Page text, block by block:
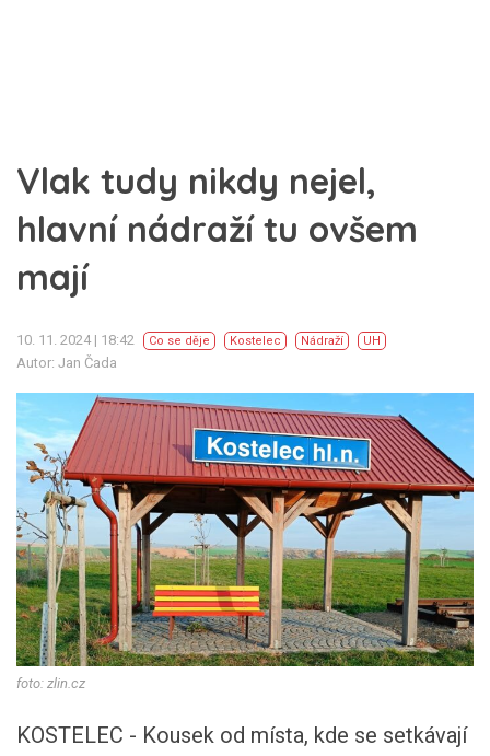
Vlak tudy nikdy nejel,
hlavní nádraží tu ovšem
mají
10. 11. 2024 | 18:42 Co se děje Kostelec Nádraží UH
Autor: Jan Čada
foto: zlin.cz
KOSTELEC - Kousek od místa, kde se setkávají